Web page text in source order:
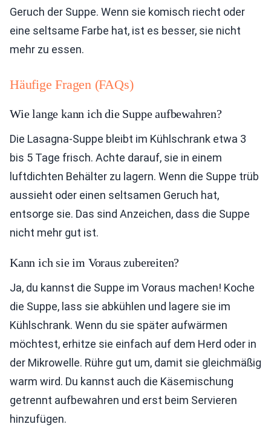
Geruch der Suppe. Wenn sie komisch riecht oder
eine seltsame Farbe hat, ist es besser, sie nicht
mehr zu essen.
Häufige Fragen (FAQs)
Wie lange kann ich die Suppe aufbewahren?
Die Lasagna-Suppe bleibt im Kühlschrank etwa 3
bis 5 Tage frisch. Achte darauf, sie in einem
luftdichten Behälter zu lagern. Wenn die Suppe trüb
aussieht oder einen seltsamen Geruch hat,
entsorge sie. Das sind Anzeichen, dass die Suppe
nicht mehr gut ist.
Kann ich sie im Voraus zubereiten?
Ja, du kannst die Suppe im Voraus machen! Koche
die Suppe, lass sie abkühlen und lagere sie im
Kühlschrank. Wenn du sie später aufwärmen
möchtest, erhitze sie einfach auf dem Herd oder in
der Mikrowelle. Rühre gut um, damit sie gleichmäßig
warm wird. Du kannst auch die Käsemischung
getrennt aufbewahren und erst beim Servieren
hinzufügen.